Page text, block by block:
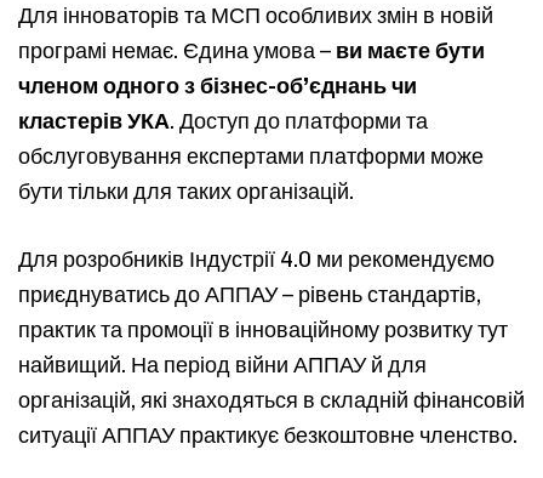
Для інноваторів та МСП особливих змін в новій
програмі немає. Єдина умова – ви маєте бути
членом одного з бізнес-об’єднань чи
кластерів УКА. Доступ до платформи та
обслуговування експертами платформи може
бути тільки для таких організацій.
Для розробників Індустрії 4.0 ми рекомендуємо
приєднуватись до АППАУ – рівень стандартів,
практик та промоції в інноваційному розвитку тут
найвищий. На період війни АППАУ й для
організацій, які знаходяться в складній фінансовій
ситуації АППАУ практикує безкоштовне членство.